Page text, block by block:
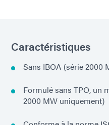
Caractéristiques
Sans IBOA (série 2000
Formulé sans TPO, un
2000 MW uniquement)